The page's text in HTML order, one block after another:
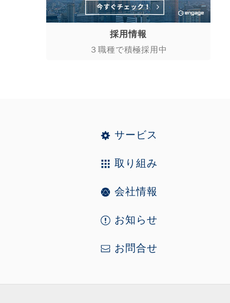
採用情報
３職種で積極採用中
サービス
取り組み
会社情報
お知らせ
お問合せ